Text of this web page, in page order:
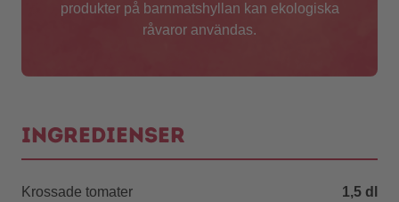
produkter på barnmatshyllan kan ekologiska
råvaror användas.
Ingredienser
Krossade tomater
1,5 dl